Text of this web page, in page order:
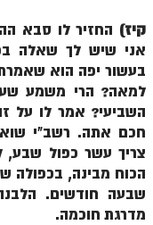
הזוהר הקדוש – קדושים
ספר הזוהר אמור השקפה
ספר הזוהר אמור מתקדמים
הזוהר הקדוש פרשת בהר
הזוהר הקדוש פרשת בהר –
זוהר בחוקותי למתחילים
קיז) החזיר לו סבא
אני שיש לך שאלה
בעשור יפה הוא
למאה? הרי משמע
השביעי? אמר לו על
חכם אתה. רשב"י
צריך עשר כפול
הכוח מבינה, בכפולה
שבעה חודשים.
מדרגת חוכמה.